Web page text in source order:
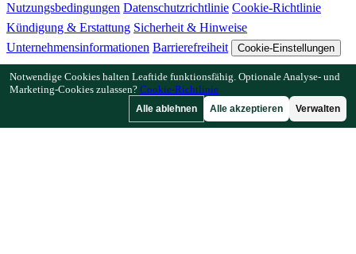
Nutzungsbedingungen Datenschutzrichtlinie Cookie-Richtlinie
Kündigung & Erstattung Sicherheit & Hinweise
Unternehmensinformationen Barrierefreiheit Cookie-Einstellungen
Funktionen
Beetplaner-Anleitung Pflanzenbibliothek
Notwendige Cookies halten Leaftide funktionsfähig. Optionale Analyse- und
Marketing-Cookies zulassen? Cookie-Richtlinie
Alle ablehnen Alle akzeptieren Verwalten